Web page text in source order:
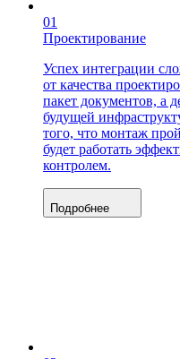
01
Проектирование
Успех интеграции
от качества
пакет документов, а
будущей
того, что монтаж
будет работать
контролем.
Подробнее